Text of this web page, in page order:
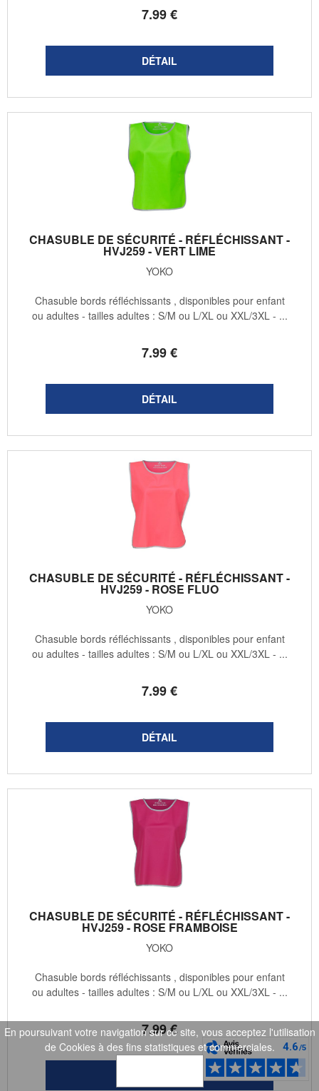
7.99€
CHASUBLE DE SÉCURITÉ - RÉFLÉCHISSANT -
HVJ259 - VERT LIME
YOKO
7.99€
Chasuble bords réfléchissants , disponibles pour enfant
ou adultes - tailles adultes : S/M ou L/XL ou XXL/3XL - ...
CHASUBLE DE SÉCURITÉ - RÉFLÉCHISSANT -
HVJ259 - ROSE FLUO
YOKO
7.99€
Chasuble bords réfléchissants , disponibles pour enfant
ou adultes - tailles adultes : S/M ou L/XL ou XXL/3XL - ...
CHASUBLE DE SÉCURITÉ - RÉFLÉCHISSANT -
HVJ259 - ROSE FRAMBOISE
YOKO
7.99€
Chasuble bords réfléchissants , disponibles pour enfant
ou adultes - tailles adultes : S/M ou L/XL ou XXL/3XL - ...
En poursuivant votre navigation sur ce site, vous acceptez l'utilisation
de Cookies à des fins statistiques et commerciales.